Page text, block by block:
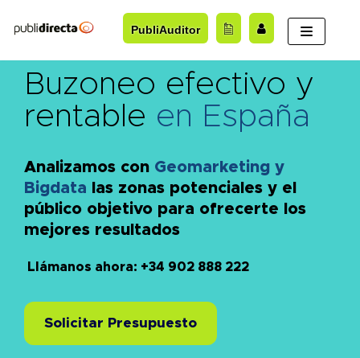
al
PubliAuditor
Buzoneo efectivo y
rentable en España
Analizamos con Geomarketing y
Bigdata las zonas potenciales y el
público objetivo para ofrecerte los
mejores resultados
Llámanos ahora: +34 902 888 222
Solicitar Presupuesto